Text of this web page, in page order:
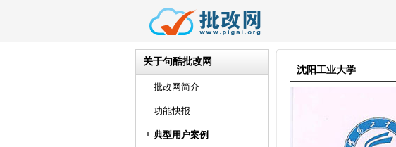
关于句酷批改网
批改网简介
功能快报
典型用户案例
沈阳工业大学